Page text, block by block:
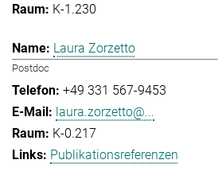
K-1.230
Laura Zorzetto
Postdoc
+49 331 567-9453
laura.zorzetto@...
K-0.217
Publikationsreferenzen